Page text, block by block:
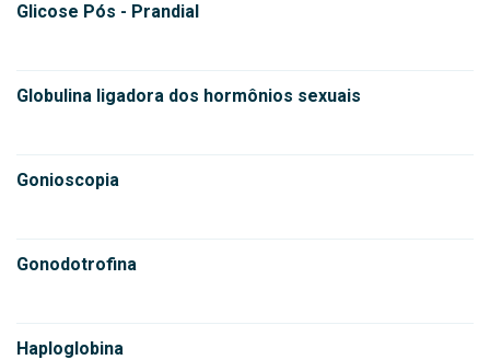
Glicose Pós - Prandial
Globulina ligadora dos hormônios sexuais
Gonioscopia
Gonodotrofina
Haploglobina